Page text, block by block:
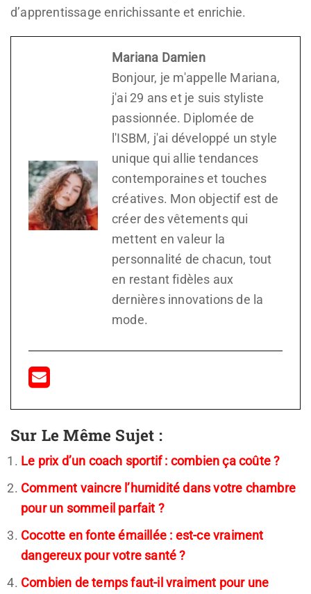
d’apprentissage enrichissante et enrichie.
Mariana Damien
Bonjour, je m'appelle Mariana,
j'ai 29 ans et je suis styliste
passionnée. Diplomée de
l'ISBM, j'ai développé un style
unique qui allie tendances
contemporaines et touches
créatives. Mon objectif est de
créer des vêtements qui
mettent en valeur la
personnalité de chacun, tout
en restant fidèles aux
dernières innovations de la
mode.
Sur Le Même Sujet :
Le prix d’un coach sportif : combien ça coûte ?
Comment vaincre l’humidité dans votre chambre
pour un sommeil parfait ?
Cocotte en fonte émaillée : est-ce vraiment
dangereux pour votre santé ?
Combien de temps faut-il vraiment pour une